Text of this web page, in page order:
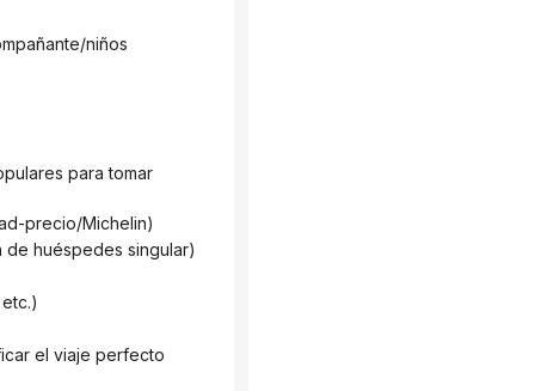
precio/Michelin)
huéspedes singular)